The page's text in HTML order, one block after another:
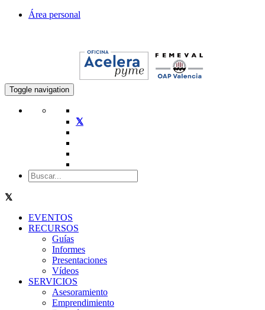
Área personal
Toggle navigation
EVENTOS
RECURSOS
Guías
Informes
Presentaciones
Vídeos
SERVICIOS
Asesoramiento
Emprendimiento